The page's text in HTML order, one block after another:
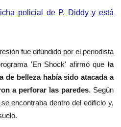
policial de P. Diddy y está
fue difundido por el periodista
'En Shock' afirmó que la
de belleza había sido atacada a
a perforar las paredes. Según
encontraba dentro del edificio y,